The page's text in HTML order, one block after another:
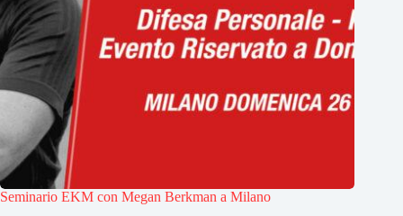
Seminario EKM con Megan Berkman a Milano